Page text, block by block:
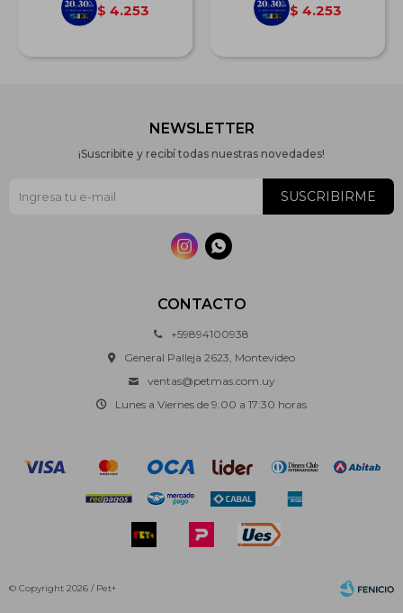
$ 4.253 $ 4.253
CONTACTO
+59894100938
General Palleja 2623, Montevideo
ventas@petmas.com.uy
Lunes a Viernes de 9:00 a 17:30 horas
NEWSLETTER
¡Suscribite y recibí todas nuestras novedades!
SUSCRIBIRME
 
© Copyright 2026 / Pet+